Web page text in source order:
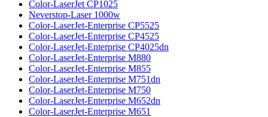
Color-LaserJet CP1025
Neverstop-Laser 1000w
Color-LaserJet-Enterprise CP5525
Color-LaserJet-Enterprise CP4525
Color-LaserJet-Enterprise CP4025dn
Color-LaserJet-Enterprise M880
Color-LaserJet-Enterprise M855
Color-LaserJet-Enterprise M751dn
Color-LaserJet-Enterprise M750
Color-LaserJet-Enterprise M652dn
Color-LaserJet-Enterprise M651